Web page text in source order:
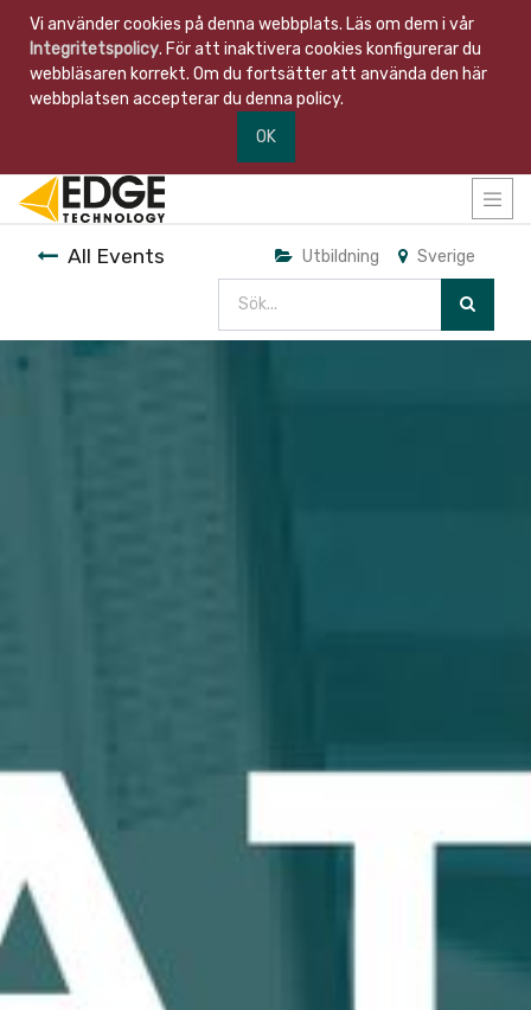
Vi använder cookies på denna webbplats. Läs om dem i vår
Integritetspolicy. För att inaktivera cookies konfigurerar du
webbläsaren korrekt. Om du fortsätter att använda den här
webbplatsen accepterar du denna policy.
OK
All Events Utbildning Sverige